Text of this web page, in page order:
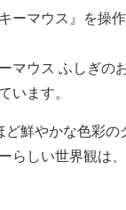
ーマウス』を操
マウス ふしぎの
います。
鮮やかな色彩の
らしい世界観は